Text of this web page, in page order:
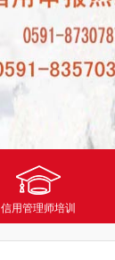
信用管理师培训